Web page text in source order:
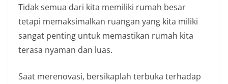
Tidak semua dari kita memiliki rumah besar
tetapi memaksimalkan ruangan yang kita miliki
sangat penting untuk memastikan rumah kita
terasa nyaman dan luas.
Saat merenovasi, bersikaplah terbuka terhadap